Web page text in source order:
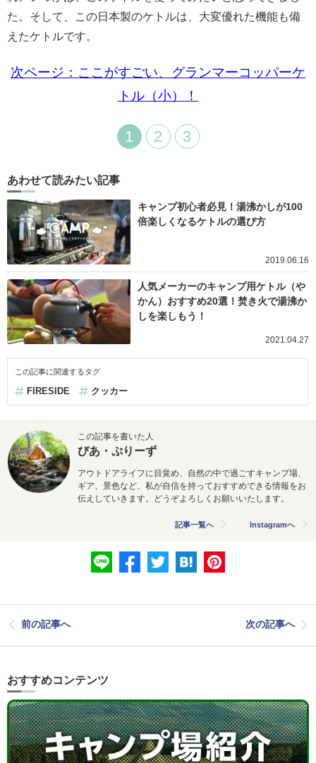
た。そして、この日本製のケトルは、大変優れた機能も備
えたケトルです。
次ページ：ここがすごい、グランマーコッパーケ
トル（小）！
1 2 3
あわせて読みたい記事
キャンプ初心者必見！湯沸かしが100
倍楽しくなるケトルの選び方
2019.06.16
人気メーカーのキャンプ用ケトル（や
かん）おすすめ20選！焚き火で湯沸か
しを楽しもう！
2021.04.27
この記事に関連するタグ
FIRESIDE クッカー
この記事を書いた人
びあ・ぷりーず
アウトドアライフに目覚め、自然の中で過ごすキャンプ場、
ギア、景色など、私が自信を持っておすすめできる情報をお
伝えしていきます。どうぞよろしくお願いいたします。
記事一覧へ Instagramへ
前の記事へ 次の記事へ
おすすめコンテンツ